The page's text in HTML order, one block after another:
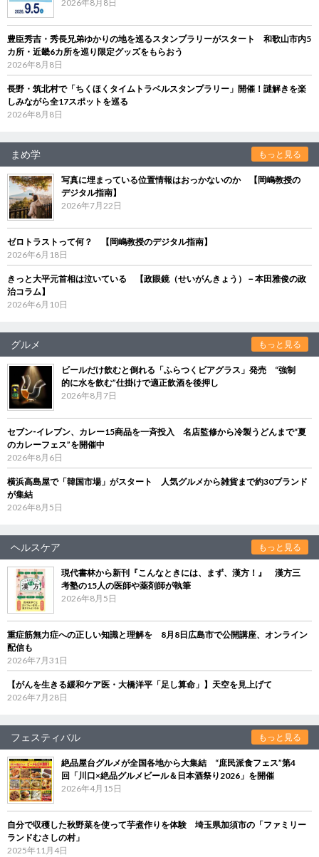
2026年8月8日
豊臣秀吉・秀長兄弟ゆかりの地を巡るスタンプラリーがスタート 和歌山市内5
カ所・近畿6カ所を巡り限定グッズをもらおう
2026年8月8日
長野・筑北村で「ちくほくタイムトラベルスタンプラリー」開催！謎解きを楽
しみながら全17スポットを巡る
2026年8月8日
まめ学 もっと見る
写真に埋まっている位置情報はおっかないのか 【岡嶋教授の
デジタル指南】
2026年7月22日
ゼロトラストって何？ 【岡嶋教授のデジタル指南】
2026年6月18日
きっと大平元首相は泣いている 【政眼鏡（せいがんきょう）－本田雅俊の政
治コラム】
2026年6月10日
グルメ もっと見る
ビールだけ飲むと倒れる「ふらつくビアグラス」発売 “強制
的に水を飲む”仕掛けで適正飲酒を後押し
2026年8月7日
セブン‐イレブン、カレー15商品を一斉投入 名店監修から冷製うどんまで“夏
のカレーフェス”を開催中
2026年8月6日
横浜高島屋で「韓国市場」がスタート 人気グルメから雑貨まで約30ブランド
が集結
2026年8月5日
ヘルスケア もっと見る
現代書林から新刊『こんなときには、まず、漢方！』 漢方三
考塾の15人の医師や薬剤師が執筆
2026年8月5日
重症筋無力症への正しい知識と理解を 8月8日広島市で公開講座、オンライン
配信も
2026年7月31日
【がんを生きる緩和ケア医・大橋洋平「足し算命」】天空を見上げて
2026年7月28日
フェスティバル もっと見る
絶品屋台グルメが全国各地から大集結 “庶民派食フェス”第4
回「川口×絶品グルメビール＆日本酒祭り2026」を開催
2026年4月15日
自分で収穫した秋野菜を使って芋煮作りを体験 埼玉県加須市の「ファミリー
ランドむさしの村」
2025年11月4日